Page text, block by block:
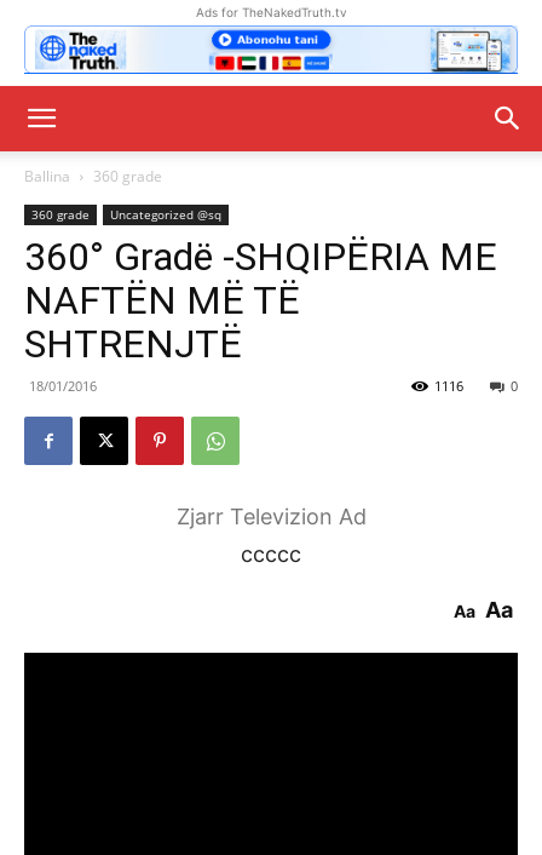
Ads for TheNakedTruth.tv
Ballina 360 grade
360 grade Uncategorized @sq
360° Gradë -SHQIPËRIA ME
NAFTËN MË TË
SHTRENJTË
18/01/2016 0
1116
Zjarr Televizion Ad
ccccc
Aa Aa